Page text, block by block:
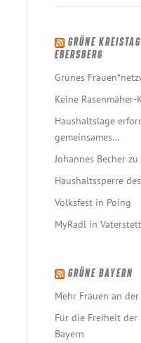
GRÜNE
EBERSBERG
Grünes
Keine Rasenmäher-
Haushaltslage
gemeinsames…
Johannes Becher
Haushaltssperre
Volksfest in Poing
MyRadl in
GRÜNE BAYERN
Mehr Frauen an
Für die Freiheit der
Bayern